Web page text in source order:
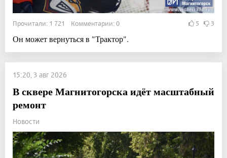
Прочитали: 1 721 Комментарии: 0 5 3
Он может вернуться в "Трактор".
15:20, 3 авг 2026
В сквере Магнитогорска идёт масштабный
ремонт
Новости